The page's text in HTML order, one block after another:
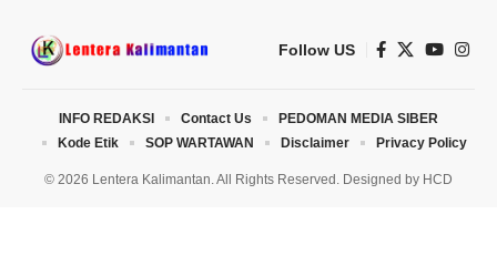
Follow US
© 2026 Lentera Kalimantan. All Rights Reserved. Designed by HCD
INFO REDAKSI Contact Us
PEDOMAN MEDIA SIBER
Kode Etik
SOP WARTAWAN Disclaimer Privacy Policy